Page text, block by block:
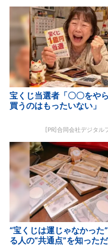
宝くじ当選者「〇〇をや
買うのはもったいない」
[PR]合同会社デジタル
“宝くじは運じゃなかった
る人の“共通点”を知った